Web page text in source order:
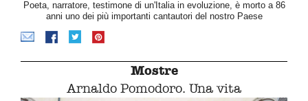
Poeta, narratore, testimone di un'Italia in evoluzione, è morto a 86
anni uno dei più importanti cantautori del nostro Paese
Mostre
Arnaldo Pomodoro. Una vita